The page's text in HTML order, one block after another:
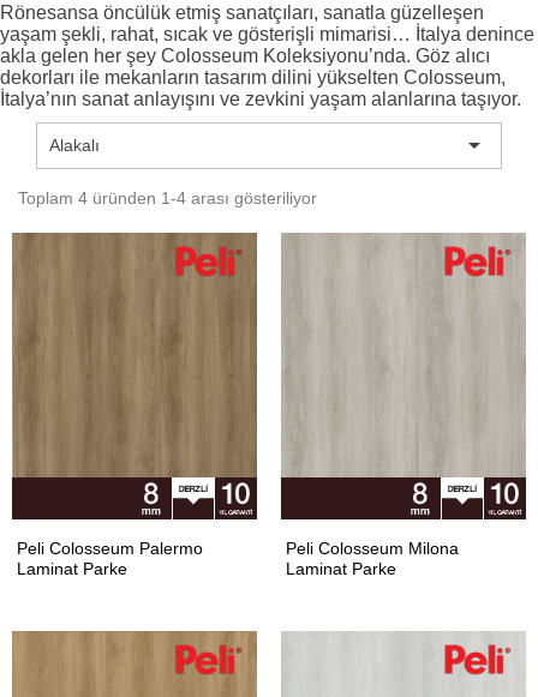
Rönesansa öncülük etmiş sanatçıları, sanatla güzelleşen
yaşam şekli, rahat, sıcak ve gösterişli mimarisi… İtalya denince
akla gelen her şey Colosseum Koleksiyonu’nda. Göz alıcı
dekorları ile mekanların tasarım dilini yükselten Colosseum,
İtalya’nın sanat anlayışını ve zevkini yaşam alanlarına taşıyor.
Alakalı 
Toplam 4 üründen 1-4 arası gösteriliyor
Peli Colosseum Palermo
Laminat Parke
Peli Colosseum Milona
Laminat Parke